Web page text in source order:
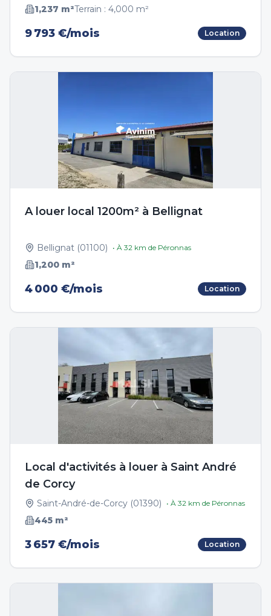
1,237 m²Terrain : 4,000 m²
9 793 €/mois Location
A louer local 1200m² à Bellignat
Bellignat (01100) • À 32 km de Péronnas
1,200 m²
4 000 €/mois Location
Local d'activités à louer à Saint André
de Corcy
Saint-André-de-Corcy (01390) • À 32 km de Péronnas
445 m²
3 657 €/mois Location